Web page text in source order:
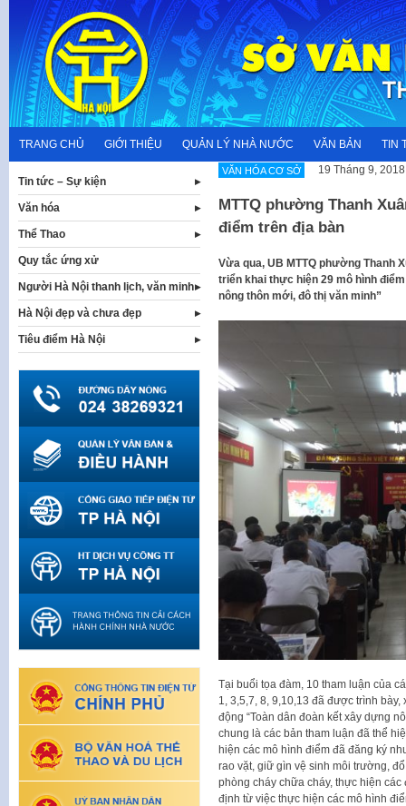
content
TRANG CHỦ GIỚI THIỆU QUẢN LÝ NHÀ NƯỚC VĂN BẢN TIN
VĂN HÓA CƠ SỞ 19 Tháng 9, 2018
MTTQ phường Thanh
điểm trên địa bàn
Vừa qua, UB MTTQ phường Thanh
triển khai thực hiện 29 mô hình
nông thôn mới, đô thị văn minh”
Tại buổi tọa đàm, 10 tham luận của
1, 3,5,7, 8, 9,10,13 đã được trình
động “Toàn dân đoàn kết xây dựng
chung là các bản tham luận đã thể
hiện các mô hình điểm đã đăng ký
rao vặt, giữ gìn vệ sinh môi trường,
phòng cháy chữa cháy, thực hiện
định từ việc thực hiện các mô hình
Tin tức – Sự kiện
Văn hóa
Thể Thao
Quy tắc ứng xử
Người Hà Nội thanh lịch, văn minh
Hà Nội đẹp và chưa đẹp
Tiêu điểm Hà Nội